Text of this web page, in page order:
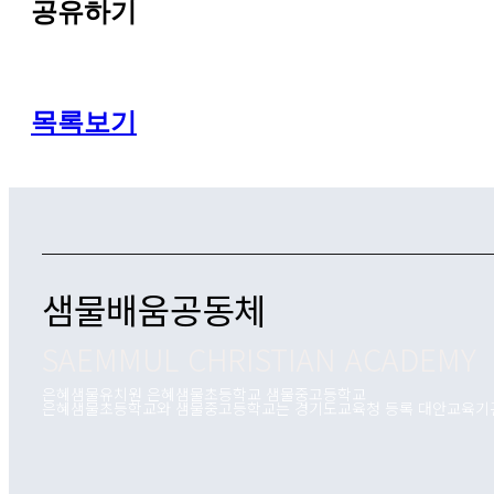
공유하기
목록보기
샘물배움공동체
은혜샘물유치원 은혜샘물초등학교 샘물중고등학교
은혜샘물초등학교와 샘물중고등학교는 경기도교육청 등록 대안교육기